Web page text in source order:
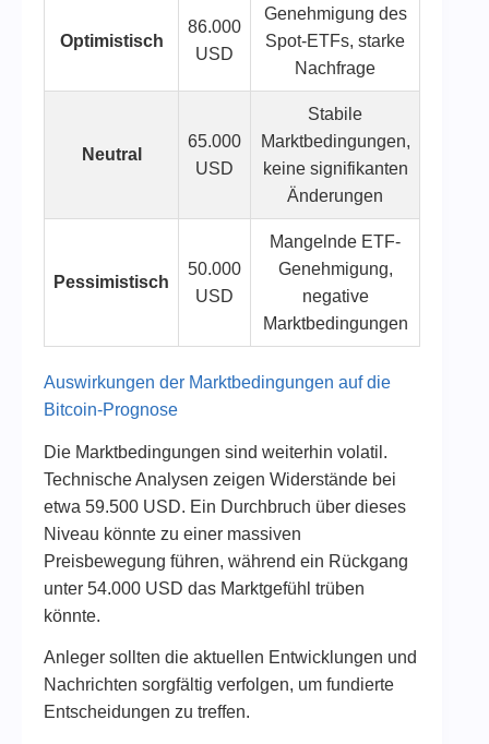
Optimistisch
86.000
USD
Genehmigung des
Spot-ETFs, starke
Nachfrage
Neutral
65.000
USD
Stabile
Marktbedingungen,
keine signifikanten
Änderungen
Pessimistisch
50.000
USD
Mangelnde ETF-
Genehmigung,
negative
Marktbedingungen
Auswirkungen der Marktbedingungen auf die
Bitcoin-Prognose
Die Marktbedingungen sind weiterhin volatil.
Technische Analysen zeigen Widerstände bei
etwa 59.500 USD. Ein Durchbruch über dieses
Niveau könnte zu einer massiven
Preisbewegung führen, während ein Rückgang
unter 54.000 USD das Marktgefühl trüben
könnte​.
Anleger sollten die aktuellen Entwicklungen und
Nachrichten sorgfältig verfolgen, um fundierte
Entscheidungen zu treffen.